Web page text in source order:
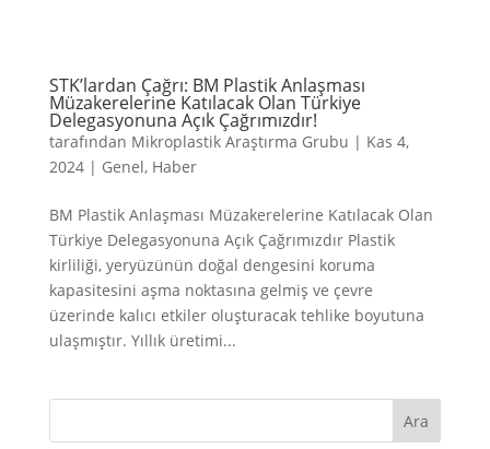
STK’lardan Çağrı: BM Plastik Anlaşması
Müzakerelerine Katılacak Olan Türkiye
Delegasyonuna Açık Çağrımızdır!
tarafından Mikroplastik Araştırma Grubu | Kas 4,
2024| Genel, Haber
BM Plastik Anlaşması Müzakerelerine Katılacak Olan
Türkiye Delegasyonuna Açık Çağrımızdır Plastik
kirliliği, yeryüzünün doğal dengesini koruma
kapasitesini aşma noktasına gelmiş ve çevre
üzerinde kalıcı etkiler oluşturacak tehlike boyutuna
ulaşmıştır. Yıllık üretimi...